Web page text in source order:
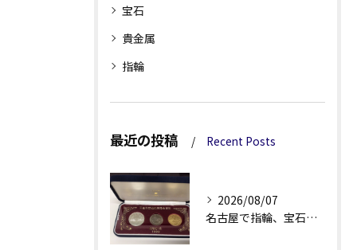
宝石
貴金属
指輪
最近の投稿 Recent Posts
2026/08/07
名古屋で指輪、宝石買取なら当店で！！。